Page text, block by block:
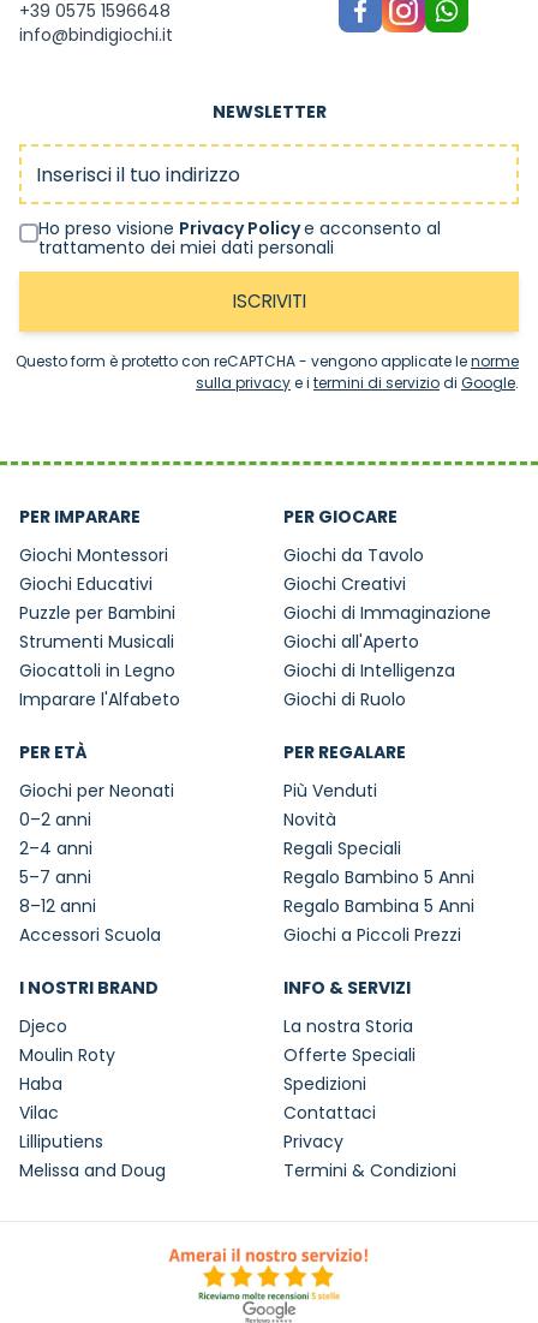
+39 0575 1596648
info@bindigiochi.it
NEWSLETTER
Indirizzo email
Ho preso visione Privacy Policye acconsento al
trattamento dei miei dati personali
ISCRIVITI
Questo form è protetto con reCAPTCHA - vengono applicate lenorme
sulla privacye i termini di serviziodi Google.
PER IMPARARE
Giochi Montessori
Giochi Educativi
Puzzle per Bambini
Strumenti Musicali
Giocattoli in Legno
Imparare l'Alfabeto
PER GIOCARE
Giochi da Tavolo
Giochi Creativi
Giochi di Immaginazione
Giochi all'Aperto
Giochi di Intelligenza
Giochi di Ruolo
PER ETÀ
Giochi per Neonati
0–2 anni
2–4 anni
5–7 anni
8–12 anni
Accessori Scuola
PER REGALARE
Più Venduti
Novità
Regali Speciali
Regalo Bambino 5 Anni
Regalo Bambina 5 Anni
Giochi a Piccoli Prezzi
I NOSTRI BRAND
Djeco
Moulin Roty
Haba
Vilac
Lilliputiens
Melissa and Doug
INFO & SERVIZI
La nostra Storia
Offerte Speciali
Spedizioni
Contattaci
Privacy
Termini & Condizioni